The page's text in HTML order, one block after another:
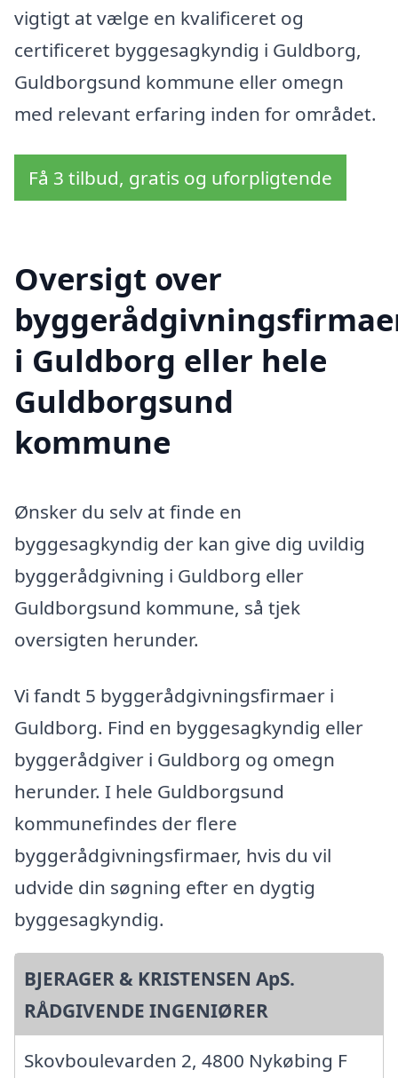
vigtigt at vælge en kvalificeret og
certificeret byggesagkyndig i Guldborg,
Guldborgsund kommune eller omegn
med relevant erfaring inden for området.
Få 3 tilbud, gratis og uforpligtende
Oversigt over
i Guldborg eller hele
Guldborgsund
kommune
Ønsker du selv at finde en
byggesagkyndig der kan give dig uvildig
byggerådgivning i Guldborg eller
Guldborgsund kommune, så tjek
oversigten herunder.
Vi fandt 5 byggerådgivningsfirmaer i
Guldborg. Find en byggesagkyndig eller
byggerådgiver i Guldborg og omegn
herunder. I hele Guldborgsund
kommunefindes der flere
byggerådgivningsfirmaer, hvis du vil
udvide din søgning efter en dygtig
byggesagkyndig.
BJERAGER & KRISTENSEN ApS.
RÅDGIVENDE INGENIØRER
Skovboulevarden 2, 4800 Nykøbing F